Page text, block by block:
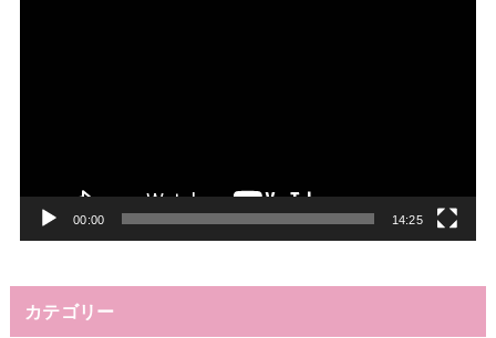
00:00 14:25
カテゴリー